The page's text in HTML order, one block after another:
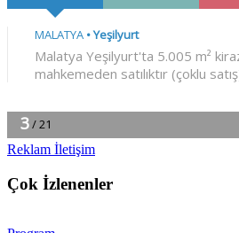
Reklam İletişim
Çok İzlenenler